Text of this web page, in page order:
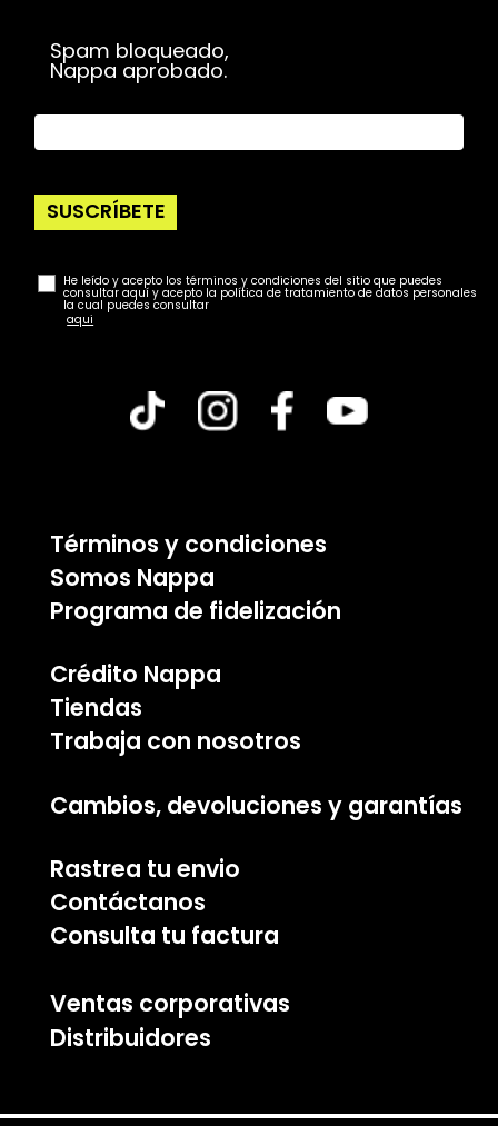
Spam bloqueado,
Nappa aprobado.
SUSCRÍBETE
He leído y acepto los términos y condiciones del sitio que puedes
consultar aquí y acepto la política de tratamiento de datos personales
la cual puedes consultar
aqui
Términos y condiciones
Somos Nappa
Programa de fidelización
Crédito Nappa
Tiendas
Trabaja con nosotros
Cambios, devoluciones y garantías
Rastrea tu envio
Contáctanos
Consulta tu factura
Ventas corporativas
Distribuidores